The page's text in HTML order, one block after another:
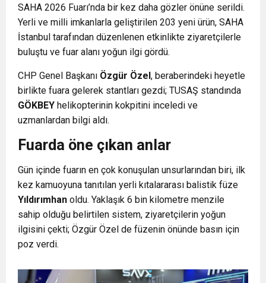
SAHA 2026 Fuarı’nda bir kez daha gözler önüne serildi.
Yerli ve milli imkanlarla geliştirilen 203 yeni ürün, SAHA
İstanbul tarafından düzenlenen etkinlikte ziyaretçilerle
buluştu ve fuar alanı yoğun ilgi gördü.
CHP Genel Başkanı Özgür Özel, beraberindeki heyetle
birlikte fuara gelerek stantları gezdi; TUSAŞ standında
GÖKBEY helikopterinin kokpitini inceledi ve
uzmanlardan bilgi aldı.
Fuarda öne çıkan anlar
Gün içinde fuarın en çok konuşulan unsurlarından biri, ilk
kez kamuoyuna tanıtılan yerli kıtalararası balistik füze
Yıldırımhan oldu. Yaklaşık 6 bin kilometre menzile
sahip olduğu belirtilen sistem, ziyaretçilerin yoğun
ilgisini çekti; Özgür Özel de füzenin önünde basın için
poz verdi.